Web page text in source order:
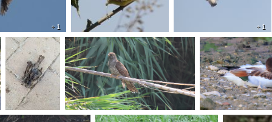
+ 1 + 1